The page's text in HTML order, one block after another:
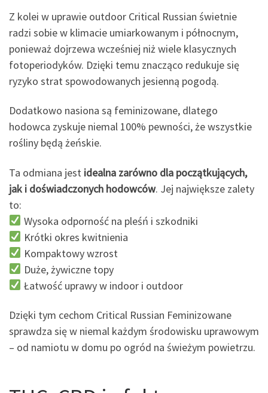
Z kolei w uprawie outdoor Critical Russian świetnie
radzi sobie w klimacie umiarkowanym i północnym,
ponieważ dojrzewa wcześniej niż wiele klasycznych
fotoperiodyków. Dzięki temu znacząco redukuje się
ryzyko strat spowodowanych jesienną pogodą.
Dodatkowo nasiona są feminizowane, dlatego
hodowca zyskuje niemal 100% pewności, że wszystkie
rośliny będą żeńskie.
Ta odmiana jest idealna zarówno dla początkujących,
jak i doświadczonych hodowców. Jej największe zalety
to:
Wysoka odporność na pleśń i szkodniki
Krótki okres kwitnienia
Kompaktowy wzrost
Duże, żywiczne topy
Łatwość uprawy w indoor i outdoor
Dzięki tym cechom Critical Russian Feminizowane
sprawdza się w niemal każdym środowisku uprawowym
– od namiotu w domu po ogród na świeżym powietrzu.